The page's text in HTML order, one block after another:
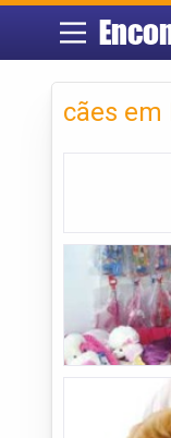
cães em